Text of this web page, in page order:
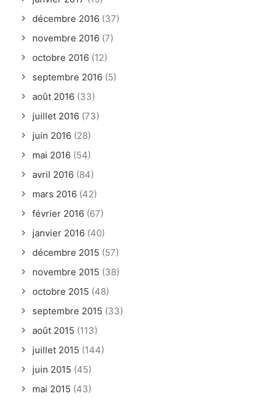
décembre 2016 (37)
novembre 2016 (7)
octobre 2016 (12)
septembre 2016 (5)
août 2016 (33)
juillet 2016 (73)
juin 2016 (28)
mai 2016 (54)
avril 2016 (84)
mars 2016 (42)
février 2016 (67)
janvier 2016 (40)
décembre 2015 (57)
novembre 2015 (38)
octobre 2015 (48)
septembre 2015 (33)
août 2015 (113)
juillet 2015 (144)
juin 2015 (45)
mai 2015 (43)